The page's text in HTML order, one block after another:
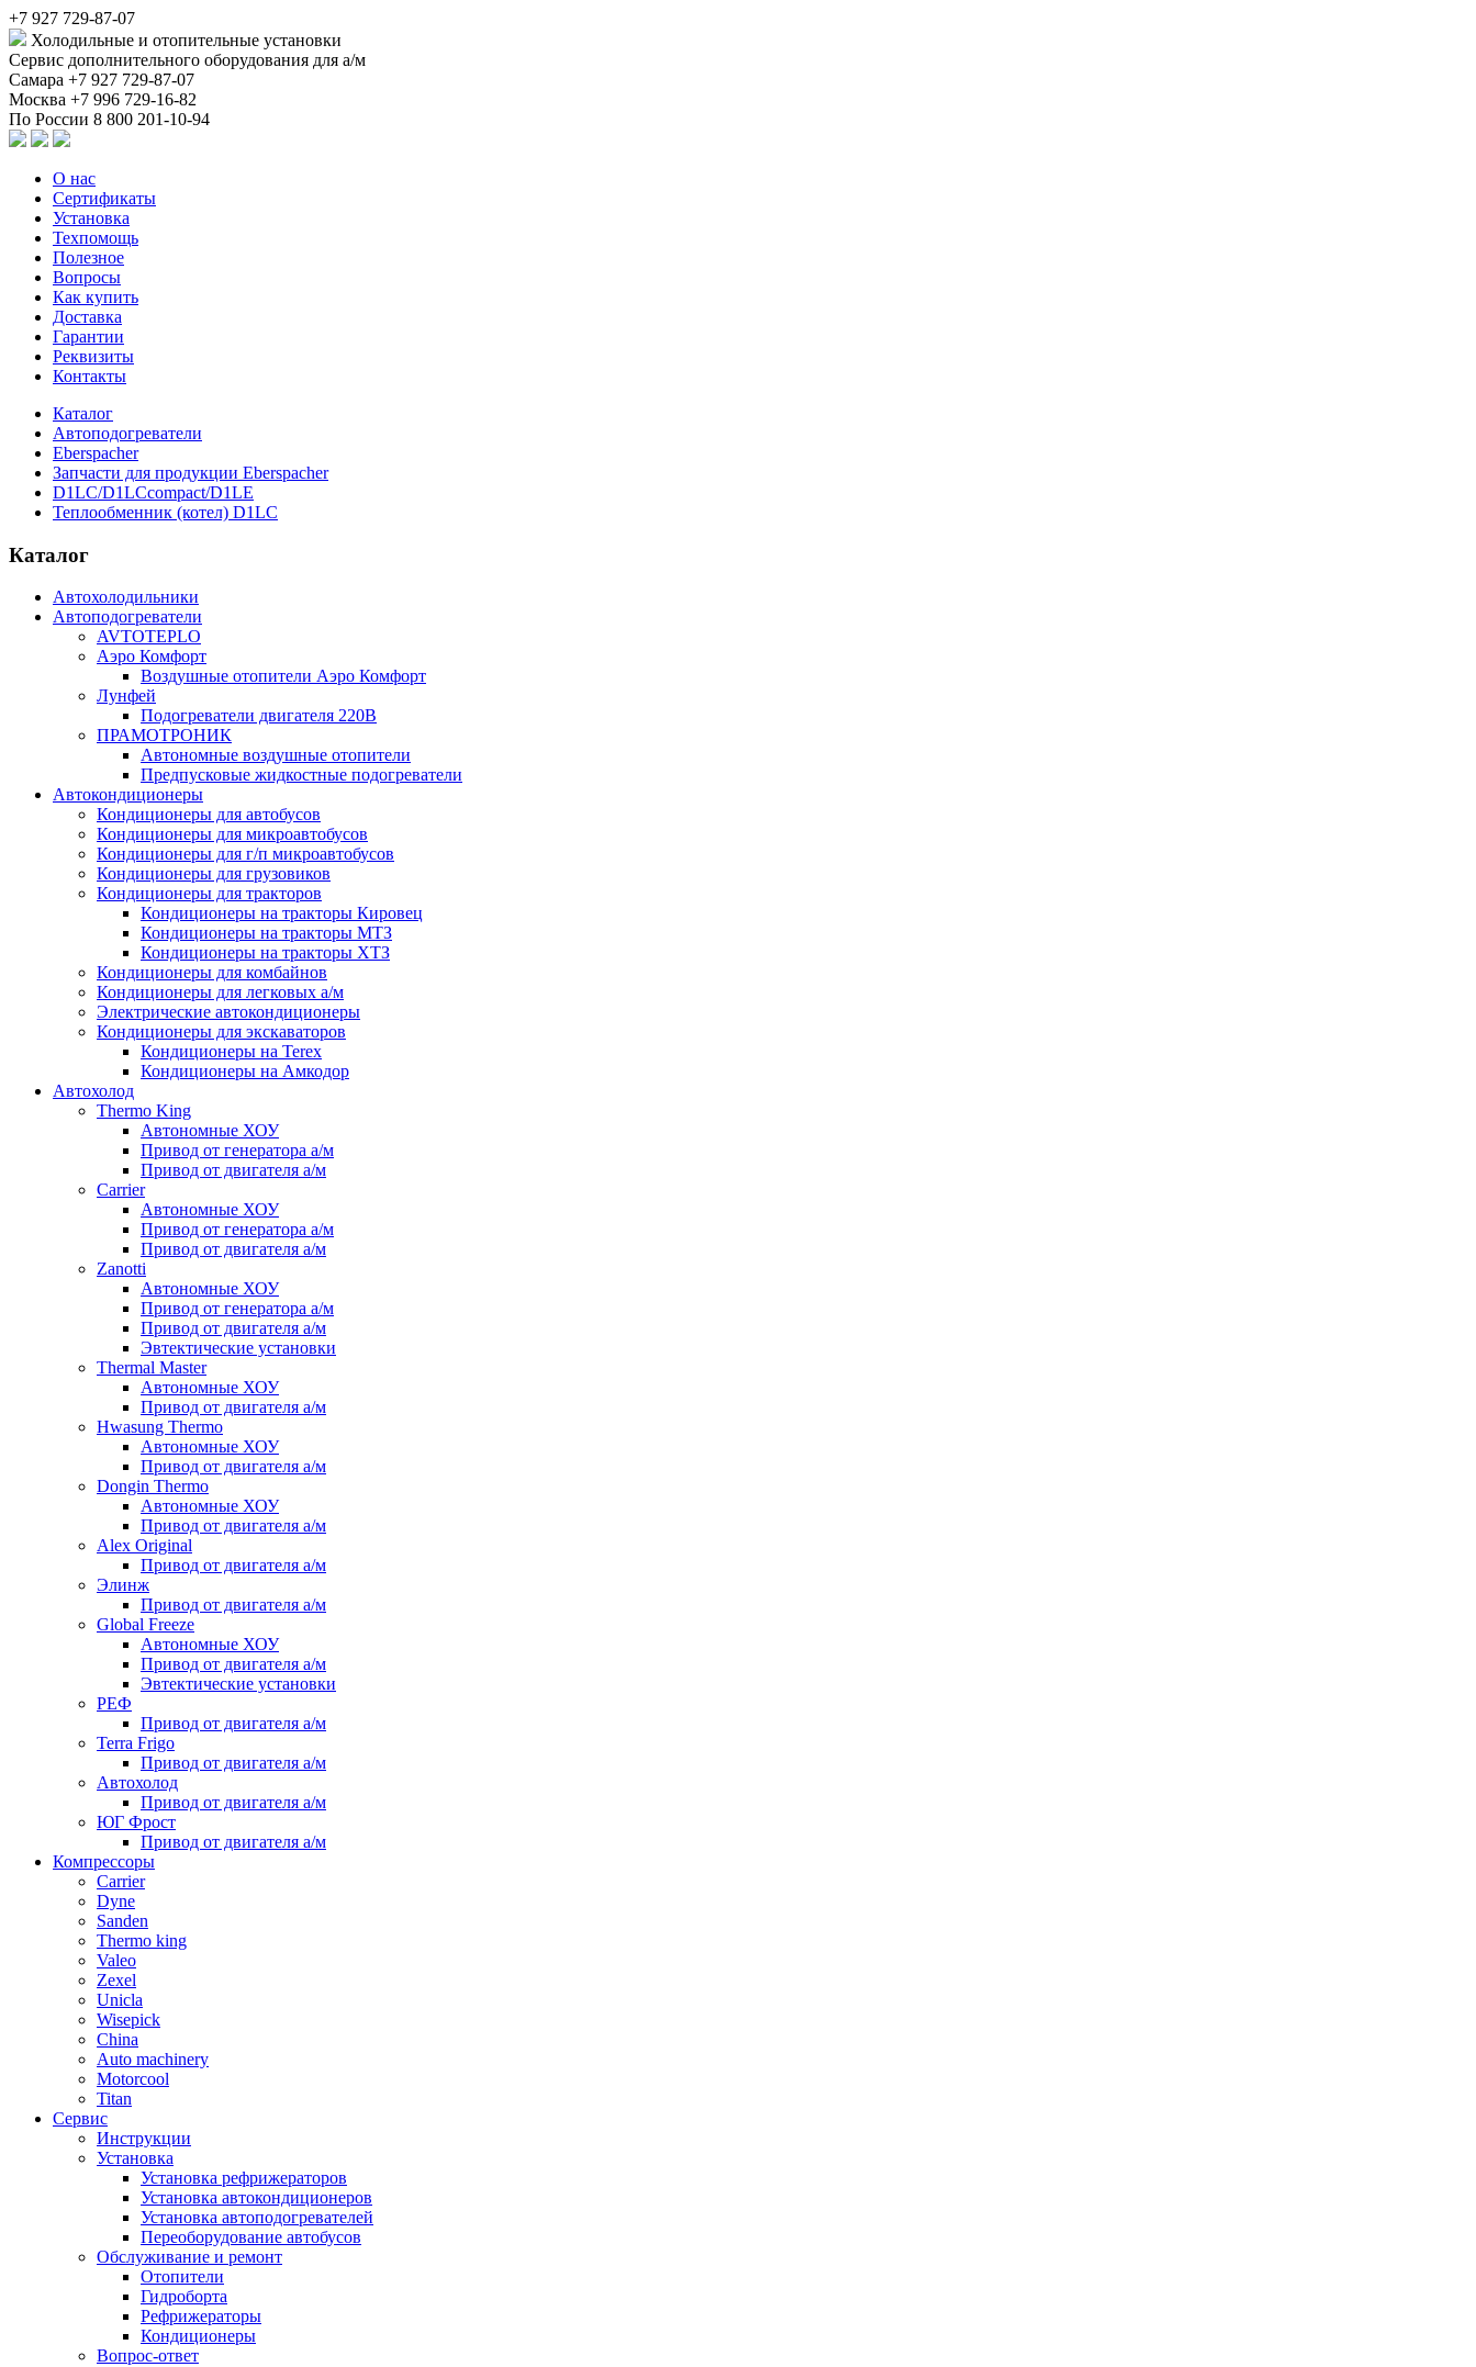
+7 927 729-87-07
Холодильные и отопительные установки
Сервис дополнительного оборудования для а/м
Самара +7 927 729-87-07
Москва +7 996 729-16-82
По России 8 800 201-10-94
О нас
Сертификаты
Установка
Техпомощь
Полезное
Вопросы
Как купить
Доставка
Гарантии
Реквизиты
Контакты
Каталог
Автоподогреватели
Eberspacher
Запчасти для продукции Eberspacher
D1LC/D1LCcompact/D1LE
Теплообменник (котел) D1LC
Каталог
Автохолодильники
Автоподогреватели
AVTOTEPLO
Аэро Комфорт
Воздушные отопители Аэро Комфорт
Лунфей
Подогреватели двигателя 220В
ПРАМОТРОНИК
Автономные воздушные отопители
Предпусковые жидкостные подогреватели
Автокондиционеры
Кондиционеры для автобусов
Кондиционеры для микроавтобусов
Кондиционеры для г/п микроавтобусов
Кондиционеры для грузовиков
Кондиционеры для тракторов
Кондиционеры на тракторы Кировец
Кондиционеры на тракторы МТЗ
Кондиционеры на тракторы ХТЗ
Кондиционеры для комбайнов
Кондиционеры для легковых а/м
Электрические автокондиционеры
Кондиционеры для экскаваторов
Кондиционеры на Terex
Кондиционеры на Амкодор
Автохолод
Thermo King
Автономные ХОУ
Привод от генератора а/м
Привод от двигателя а/м
Carrier
Автономные ХОУ
Привод от генератора а/м
Привод от двигателя а/м
Zanotti
Автономные ХОУ
Привод от генератора а/м
Привод от двигателя а/м
Эвтектические установки
Thermal Master
Автономные ХОУ
Привод от двигателя а/м
Hwasung Thermo
Автономные ХОУ
Привод от двигателя а/м
Dongin Thermo
Автономные ХОУ
Привод от двигателя а/м
Alex Original
Привод от двигателя а/м
Элинж
Привод от двигателя а/м
Global Freeze
Автономные ХОУ
Привод от двигателя а/м
Эвтектические установки
РЕФ
Привод от двигателя а/м
Terra Frigo
Привод от двигателя а/м
Автохолод
Привод от двигателя а/м
ЮГ Фрост
Привод от двигателя а/м
Компрессоры
Carrier
Dyne
Sanden
Thermo king
Valeo
Zexel
Unicla
Wisepick
China
Auto machinery
Motorcool
Titan
Сервис
Инструкции
Установка
Установка рефрижераторов
Установка автокондиционеров
Установка автоподогревателей
Переоборудование автобусов
Обслуживание и ремонт
Отопители
Гидроборта
Рефрижераторы
Кондиционеры
Вопрос-ответ